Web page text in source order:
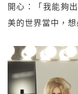
開心：「我能夠
美的世界當中，想